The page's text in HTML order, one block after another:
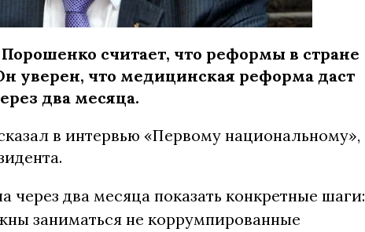
считает, что реформы в стране
уверен, что медицинская реформа даст
два месяца.
в интервью «Первому национальному»,
через два месяца показать конкретные шаги:
заниматься не коррумпированные